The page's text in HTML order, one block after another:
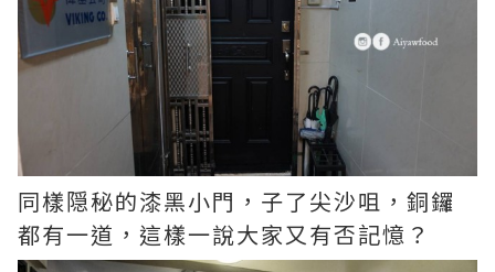
同樣隠秘的漆黑小門，子了尖沙咀，銅鑼
都有一道，這樣一說大家又有否記憶？